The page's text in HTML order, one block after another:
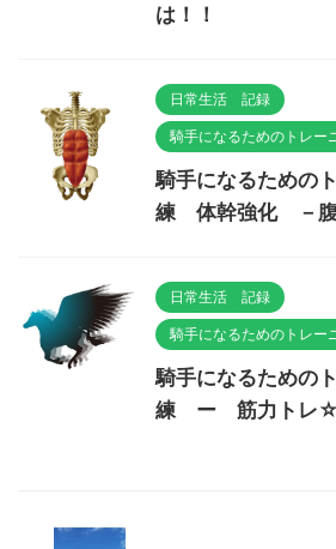
は！！
日常生活 記録
騎手になるためのトレー
騎手になるための
練 体幹強化 －
日常生活 記録
騎手になるためのトレー
騎手になるための
練 ー 筋力トレ☆